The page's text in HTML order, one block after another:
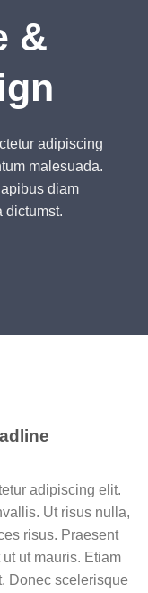
&
adipiscing
malesuada.
diam
dictumst.
adipiscing elit.
Ut risus nulla,
risus. Praesent
ut mauris. Etiam
Donec scelerisque